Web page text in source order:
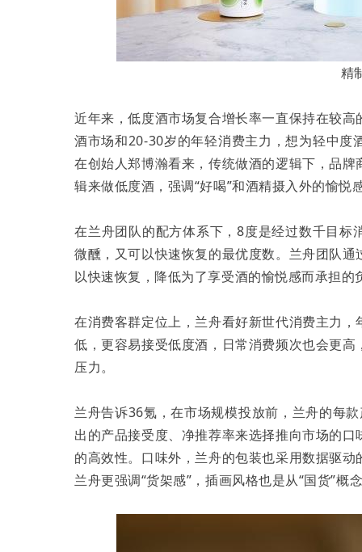
精
近年来，低度酒市场复合增长率一直保持在较
酒市场和20-30岁的年轻消费主力，想为轻中
在创始人郑博瀚看来，传统做酒的逻辑下，品
辑来做低度酒，强调“好喝”和酒精摄入外的愉悦
在兰舟团队的配方体系下，8度是经过数千目
微醺，又可以快速恢复的最优度数。兰舟团队
以快速恢复，降低为了享受酒的愉悦感而承担的
在消费客群定位上，兰舟看好新世代消费主力
低，更容易接受低度酒，日常消费频次也会更
压力。
兰舟告诉36氪，在市场规模投放前，兰舟的每
出的产品接受度、净推荐率来选择推向市场的
的高效性。口味外，兰舟的包装也采用数据驱
兰舟更强调“货架感”，插画风格也是从“国货”概